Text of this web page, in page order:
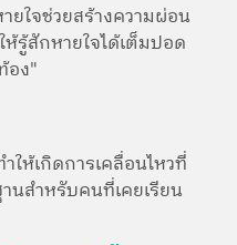
ยใจช่วยสร้างความผ่อน
ห้รู้สักหายใจได้เต็มปอด
อง"
ให้เกิดการเคลื่อนไหวที่
นสำหรับคนที่เคยเรียน